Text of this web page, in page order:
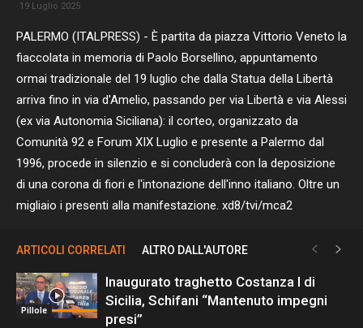
19 Luglio 2025
PALERMO (ITALPRESS) - È partita da piazza Vittorio Veneto la
fiaccolata in memoria di Paolo Borsellino, appuntamento
ormai tradizionale del 19 luglio che dalla Statua della Libertà
arriva fino in via d'Amelio, passando per via Libertà e via Alessi
(ex via Autonomia Siciliana): il corteo, organizzato da
Comunità 92 e Forum XIX Luglio e presente a Palermo dal
1996, procede in silenzio e si concluderà con la deposizione
di una corona di fiori e l'intonazione dell'inno italiano. Oltre un
migliaio i presenti alla manifestazione. xd8/tvi/mca2
ARTICOLI CORRELATI ALTRO DALL'AUTORE
Pillole
Inaugurato traghetto Costanza I di
Sicilia, Schifani “Mantenuto impegni
presi”